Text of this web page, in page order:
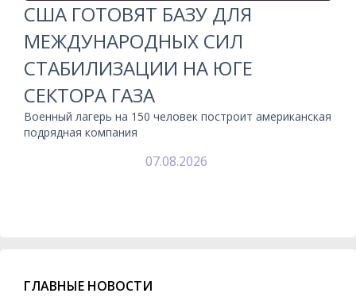
США ГОТОВЯТ БАЗУ ДЛЯ
МЕЖДУНАРОДНЫХ СИЛ
СТАБИЛИЗАЦИИ НА ЮГЕ
СЕКТОРА ГАЗА
Военный лагерь на 150 человек построит американская
подрядная компания
07.08.2026
ГЛАВНЫЕ НОВОСТИ